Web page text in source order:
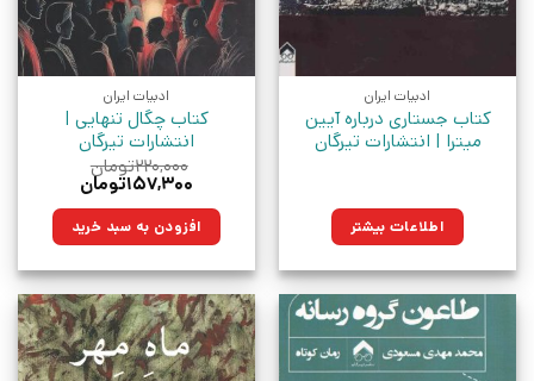
ادبیات ایران
کتاب جستاری درباره آیین
میترا | انتشارات تیرگان
اطلاعات بیشتر
ادبیات ایران
کتاب چگال تنهایی |
انتشارات تیرگان
۲۲۰,۰۰۰تومان
قیمت
۲۲۰,۰۰۰تومان
بود.
۱۵۷,۳۰۰تومان
۱۵۷,۳۰۰تومان.افزودن به سبد خرید